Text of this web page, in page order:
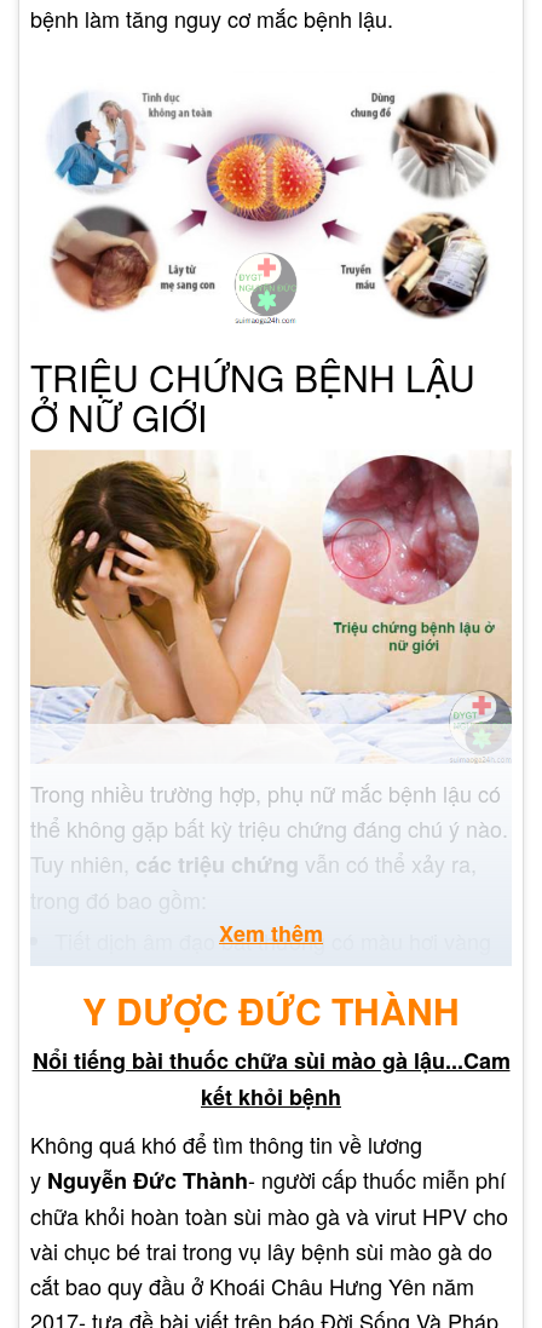
bệnh làm tăng nguy cơ mắc bệnh lậu.
TRIỆU CHỨNG BỆNH LẬU
Ở NỮ GIỚI
Trong nhiều trường hợp, phụ nữ mắc bệnh lậu có
thể không gặp bất kỳ triệu chứng đáng chú ý nào.
Tuy nhiên, các triệu chứng vẫn có thể xảy ra,
trong đó bao gồm:
Tiết dịch âm đạo bất thường có màu hơi vàng
hoặc hơi xanh
Đau hoặc cảm giác khó chịu khi đi tiểu
Tăng tần suất đi tiểu
Đau vùng chậu hoặc đau bụng dưới
Giữa các thời kỳ có chảy máu
Đau khi đang quan hệ
Đau họng hoặc sưng hạch bạch huyết ở cổ
họng (nếu nhiễm trùng lây truyền qua quan hệ
tình dục bằng miệng)
Điều quan trọng cần lưu ý là việc không có triệu
Xem thêm
Y DƯỢC ĐỨC THÀNH
Nổi tiếng bài thuốc chữa sùi mào gà lậu...Cam
kết khỏi bệnh
Không quá khó để tìm thông tin về lương
y Nguyễn Đức Thành- người cấp thuốc miễn phí
chữa khỏi hoàn toàn sùi mào gà và virut HPV cho
vài chục bé trai trong vụ lây bệnh sùi mào gà do
cắt bao quy đầu ở Khoái Châu Hưng Yên năm
2017- tựa đề bài viết trên báo Đời Sống Và Pháp